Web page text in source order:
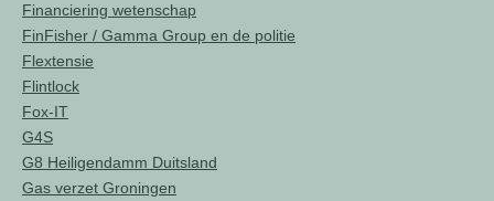
Financiering wetenschap
FinFisher / Gamma Group en de politie
Flextensie
Flintlock
Fox-IT
G4S
G8 Heiligendamm Duitsland
Gas verzet Groningen